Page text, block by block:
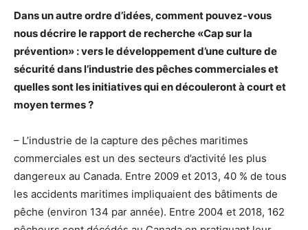
Dans un autre ordre d’idées, comment pouvez-vous
nous décrire le rapport de recherche «Cap sur la
prévention» : vers le développement d’une culture de
sécurité dans l’industrie des pêches commerciales et
quelles sont les initiatives qui en découleront à court et
moyen termes ?
– L’industrie de la capture des pêches maritimes
commerciales est un des secteurs d’activité les plus
dangereux au Canada. Entre 2009 et 2013, 40 % de tous
les accidents maritimes impliquaient des bâtiments de
pêche (environ 134 par année). Entre 2004 et 2018, 162